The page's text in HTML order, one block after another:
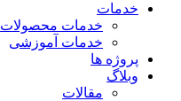
خدمات
خدمات محصولات
خدمات آموزشی
پروژه ها
وبلاگ
مقالات